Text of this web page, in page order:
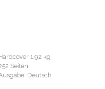
1,92 kg
Seiten
Deutsch